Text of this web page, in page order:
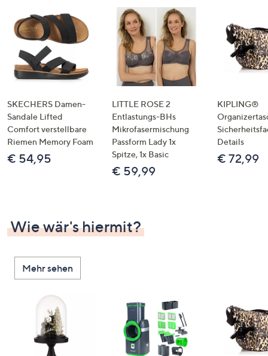
SKECHERS Damen-
Sandale Lifted
Comfort verstellbare
Riemen Memory Foam
€ 54,95
LITTLE ROSE 2
Entlastungs-BHs
Mikrofasermischung
Passform Lady 1x
Spitze, 1x Basic
€ 59,99
KIPLING®
Details
€ 72,99
Wie wär's hiermit?
Mehr sehen